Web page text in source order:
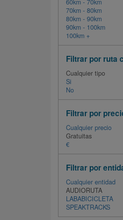
60km - 70km
70km - 80km
80km - 90km
90km - 100km
100km +
Filtrar por ruta
Cualquier tipo
Si
No
Filtrar por
Cualquier precio
Gratuitas
€
Filtrar por
Cualquier entidad
AUDIORUTA
LABABICICLETA
SPEAKTRACKS